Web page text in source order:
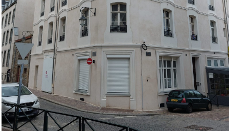
Actualités
SNPR
Services
SNPR
Emeraude